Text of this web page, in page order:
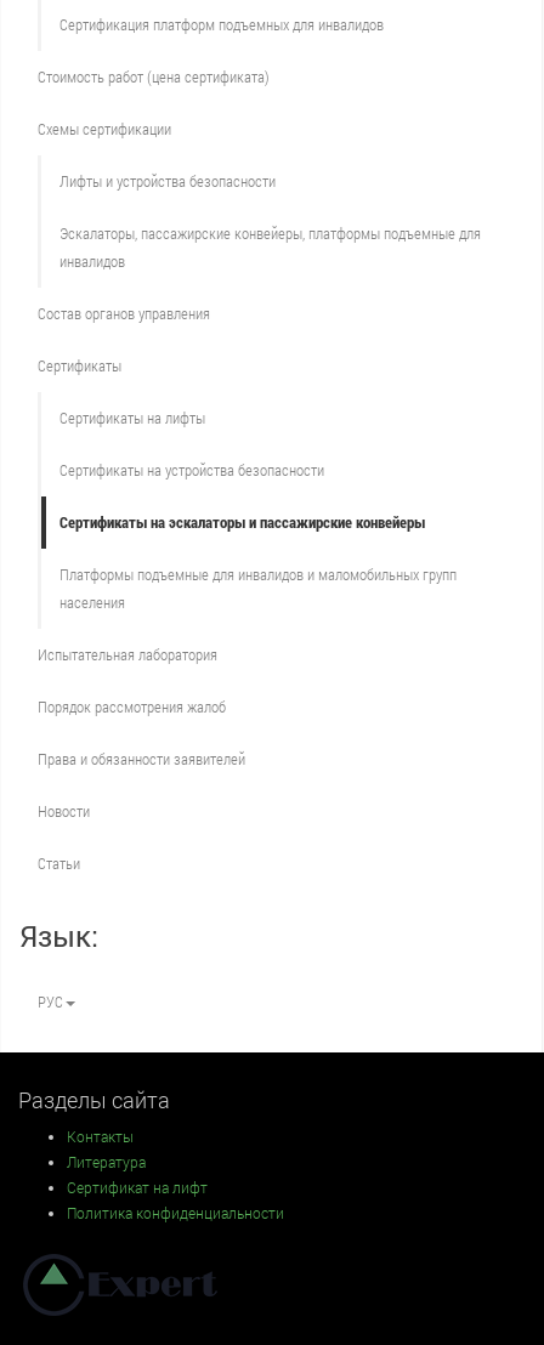
Сертификация платформ подъемных для инвалидов
Стоимость работ (цена сертификата)
Схемы сертификации
Лифты и устройства безопасности
Эскалаторы, пассажирские конвейеры, платформы подъемные для
инвалидов
Состав органов управления
Сертификаты
Сертификаты на лифты
Сертификаты на устройства безопасности
Сертификаты на эскалаторы и пассажирские конвейеры
Платформы подъемные для инвалидов и маломобильных групп
населения
Испытательная лаборатория
Порядок рассмотрения жалоб
Права и обязанности заявителей
Новости
Статьи
Язык:
РУС
Разделы сайта
Контакты
Литература
Сертификат на лифт
Политика конфиденциальности